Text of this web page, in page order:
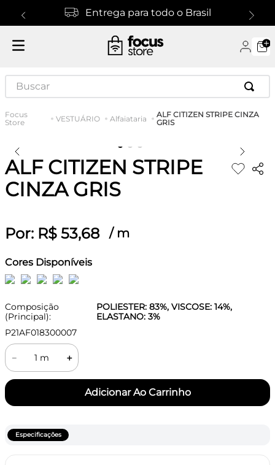
Entrega para todo o Brasil
Buscar
VESTUÁRIO Alfaiataria
ALF CITIZEN STRIPE CINZA
GRIS
ALF CITIZEN STRIPE
CINZA GRIS
Por: R$ 53,68 / m
Cores Disponíveis
Composição
(Principal):
POLIESTER: 83%, VISCOSE: 14%,
ELASTANO: 3%
P21AF018300007
＋
－
Especificações